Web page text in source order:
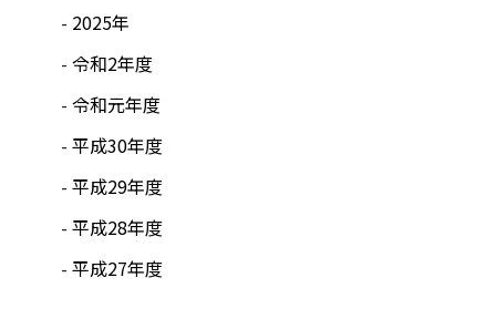
2025年
令和2年度
令和元年度
平成30年度
平成29年度
平成28年度
平成27年度